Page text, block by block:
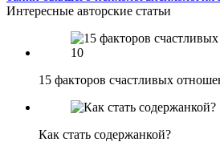
Интересные авторские статьи
15 факторов счастливых
Как стать содержанкой?